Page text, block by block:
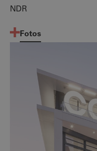
NDR
Fotos